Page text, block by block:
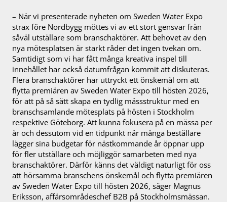
– När vi presenterade nyheten om Sweden Water Expo
strax före Nordbygg möttes vi av ett stort gensvar från
såväl utställare som branschaktörer. Att behovet av den
nya mötesplatsen är starkt råder det ingen tvekan om.
Samtidigt som vi har fått många kreativa inspel till
innehållet har också datumfrågan kommit att diskuteras.
Flera branschaktörer har uttryckt ett önskemål om att
flytta premiären av Sweden Water Expo till hösten 2026,
för att på så sätt skapa en tydlig mässstruktur med en
branschsamlande mötesplats på hösten i Stockholm
respektive Göteborg. Att kunna fokusera på en mässa per
år och dessutom vid en tidpunkt när många beställare
lägger sina budgetar för nästkommande år öppnar upp
för fler utställare och möjliggör samarbeten med nya
branschaktörer. Därför känns det väldigt naturligt för oss
att hörsamma branschens önskemål och flytta premiären
av Sweden Water Expo till hösten 2026, säger Magnus
Eriksson, affärsområdeschef B2B på Stockholmsmässan.